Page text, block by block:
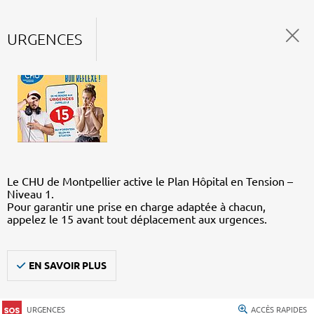
URGENCES
Le CHU de Montpellier active le Plan Hôpital en Tension –
Niveau 1.
Pour garantir une prise en charge adaptée à chacun,
appelez le 15 avant tout déplacement aux urgences.
EN SAVOIR PLUS
URGENCES ACCÈS RAPIDES